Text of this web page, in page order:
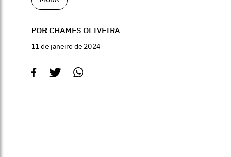
POR CHAMES OLIVEIRA
11 de janeiro de 2024